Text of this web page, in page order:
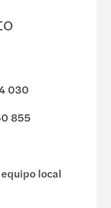
030
855
local